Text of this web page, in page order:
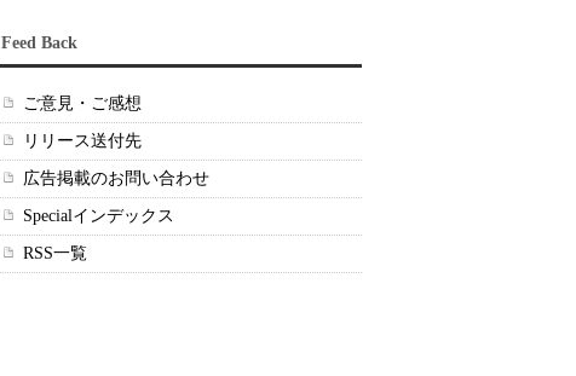
Feed Back
ご意見・ご感想
リリース送付先
広告掲載のお問い合わせ
Specialインデックス
RSS一覧